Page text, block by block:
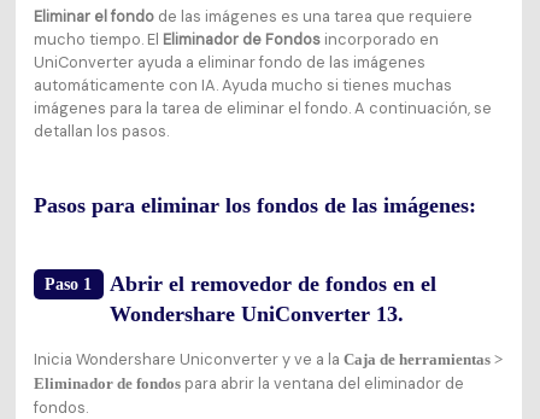
Eliminar el fondode las imágenes es una tarea que requiere
mucho tiempo. El Eliminador de Fondosincorporado en
UniConverter ayuda a eliminar fondo de las imágenes
automáticamente con IA. Ayuda mucho si tienes muchas
imágenes para la tarea de eliminar el fondo. A continuación, se
detallan los pasos.
Pasos para eliminar los fondos de las imágenes:
Paso 1
Abrir el removedor de fondos en el
Wondershare UniConverter 13.
Inicia Wondershare Uniconverter y ve a la Caja de herramientas >
Eliminador de fondospara abrir la ventana del eliminador de
fondos.